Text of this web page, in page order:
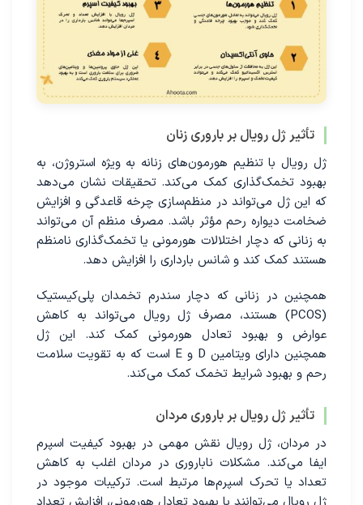
تأثیر ژل رویال بر باروری زنان
ژل رویال با تنظیم هورمون‌های زنانه به ویژه استروژن، به
بهبود تخمک‌گذاری کمک می‌کند. تحقیقات نشان می‌دهد
که این ژل می‌تواند در منظم‌سازی چرخه قاعدگی و افزایش
ضخامت دیواره رحم مؤثر باشد. مصرف منظم آن می‌تواند
به زنانی که دچار اختلالات هورمونی یا تخمک‌گذاری نامنظم
هستند کمک کند و شانس بارداری را افزایش دهد.
همچنین در زنانی که دچار سندرم تخمدان پلی‌کیستیک
(PCOS) هستند، مصرف ژل رویال می‌تواند به کاهش
عوارض و بهبود تعادل هورمونی کمک کند. این ژل
همچنین دارای ویتامین D و E است که به تقویت سلامت
رحم و بهبود شرایط تخمک کمک می‌کند.
تأثیر ژل رویال بر باروری مردان
در مردان، ژل رویال نقش مهمی در بهبود کیفیت اسپرم
ایفا می‌کند. مشکلات ناباروری در مردان اغلب به کاهش
تعداد یا تحرک اسپرم‌ها مرتبط است. ترکیبات موجود در